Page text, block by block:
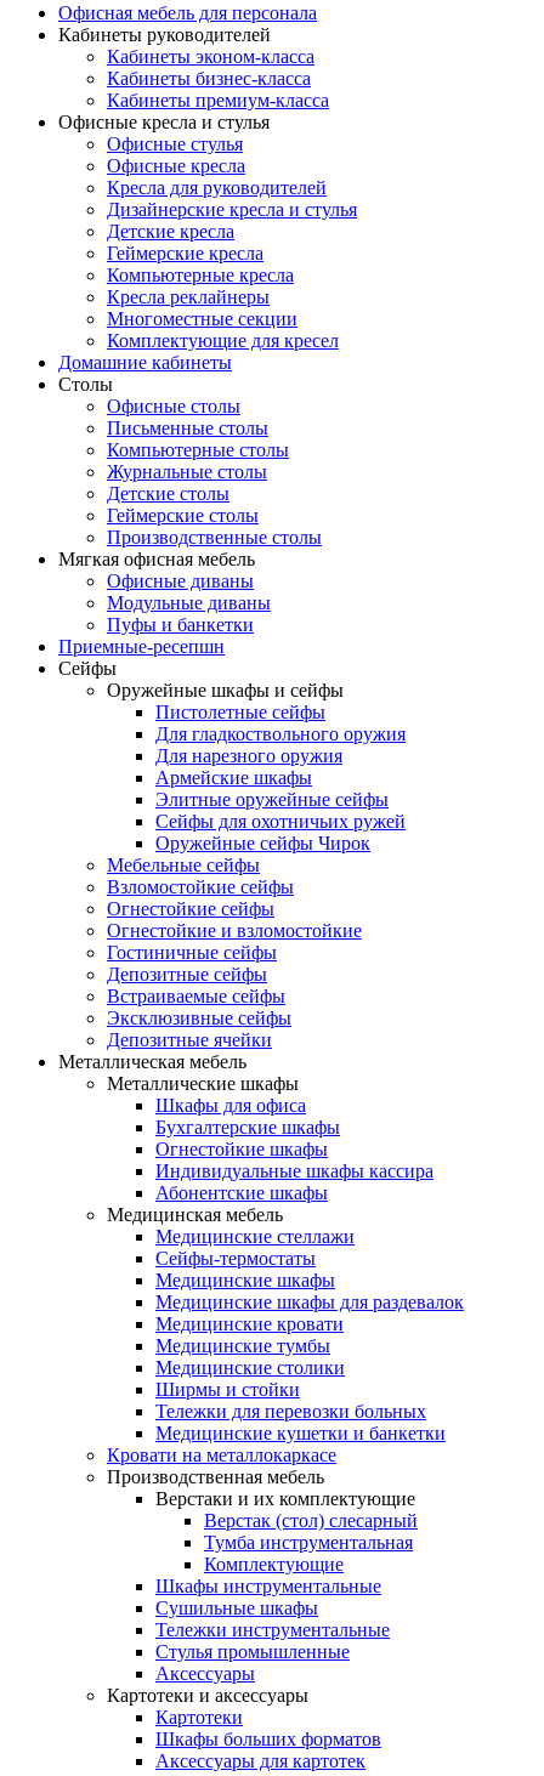
Офисная мебель для персонала
Кабинеты руководителей
Кабинеты эконом-класса
Кабинеты бизнес-класса
Кабинеты премиум-класса
Офисные кресла и стулья
Офисные стулья
Офисные кресла
Кресла для руководителей
Дизайнерские кресла и стулья
Детские кресла
Геймерские кресла
Компьютерные кресла
Кресла реклайнеры
Многоместные секции
Комплектующие для кресел
Домашние кабинеты
Столы
Офисные столы
Письменные столы
Компьютерные столы
Журнальные столы
Детские столы
Геймерские столы
Производственные столы
Мягкая офисная мебель
Офисные диваны
Модульные диваны
Пуфы и банкетки
Приемные-ресепшн
Сейфы
Оружейные шкафы и сейфы
Пистолетные сейфы
Для гладкоствольного оружия
Для нарезного оружия
Армейские шкафы
Элитные оружейные сейфы
Сейфы для охотничьих ружей
Оружейные сейфы Чирок
Мебельные сейфы
Взломостойкие сейфы
Огнестойкие сейфы
Огнестойкие и взломостойкие
Гостиничные сейфы
Депозитные сейфы
Встраиваемые сейфы
Эксклюзивные сейфы
Депозитные ячейки
Металлическая мебель
Металлические шкафы
Шкафы для офиса
Бухгалтерские шкафы
Огнестойкие шкафы
Индивидуальные шкафы кассира
Абонентские шкафы
Медицинская мебель
Медицинские стеллажи
Сейфы-термостаты
Медицинские шкафы
Медицинские шкафы для раздевалок
Медицинские кровати
Медицинские тумбы
Медицинские столики
Ширмы и стойки
Тележки для перевозки больных
Медицинские кушетки и банкетки
Кровати на металлокаркасе
Производственная мебель
Верстаки и их комплектующие
Верстак (стол) слесарный
Тумба инструментальная
Комплектующие
Шкафы инструментальные
Сушильные шкафы
Тележки инструментальные
Стулья промышленные
Аксессуары
Картотеки и аксессуары
Картотеки
Шкафы больших форматов
Аксессуары для картотек